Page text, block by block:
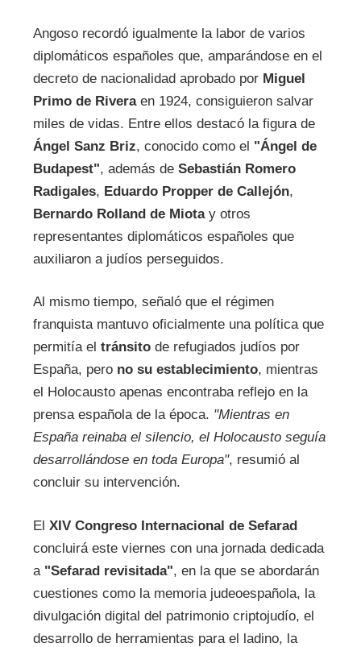
Angoso recordó igualmente la labor de varios
diplomáticos españoles que, amparándose en el
decreto de nacionalidad aprobado por Miguel
Primo de Riveraen 1924, consiguieron salvar
miles de vidas. Entre ellos destacó la figura de
Ángel Sanz Briz, conocido como el "Ángel de
Budapest", además de Sebastián Romero
Radigales, Eduardo Propper de Callejón,
Bernardo Rolland de Miotay otros
representantes diplomáticos españoles que
auxiliaron a judíos perseguidos.
Al mismo tiempo, señaló que el régimen
franquista mantuvo oficialmente una política que
permitía el tránsitode refugiados judíos por
España, pero no su establecimiento, mientras
el Holocausto apenas encontraba reflejo en la
prensa española de la época. "Mientras en
España reinaba el silencio, el Holocausto seguía
desarrollándose en toda Europa", resumió al
concluir su intervención.
El XIV Congreso Internacional de Sefarad
concluirá este viernes con una jornada dedicada
a "Sefarad revisitada", en la que se abordarán
cuestiones como la memoria judeoespañola, la
divulgación digital del patrimonio criptojudío, el
desarrollo de herramientas para el ladino, la